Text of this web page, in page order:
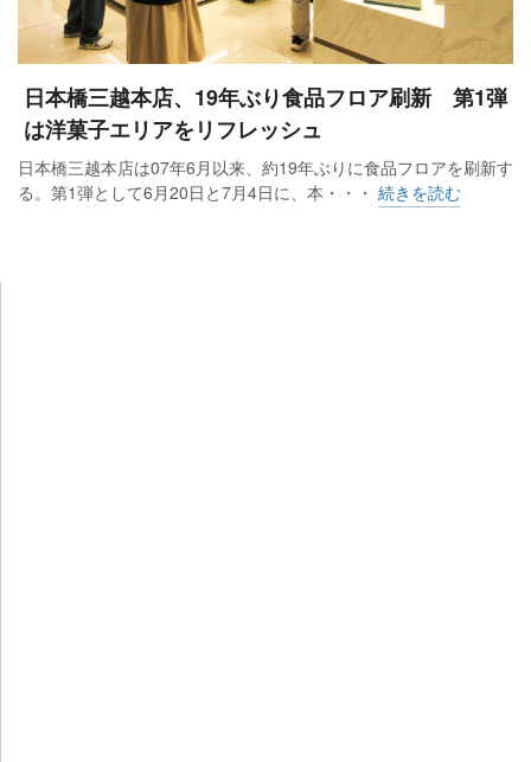
日本橋三越本店、19年ぶり食品フロア刷新 第1弾
は洋菓子エリアをリフレッシュ
日本橋三越本店は07年6月以来、約19年ぶりに食品フロアを刷新す
る。第1弾として6月20日と7月4日に、本・・・ 続きを読む